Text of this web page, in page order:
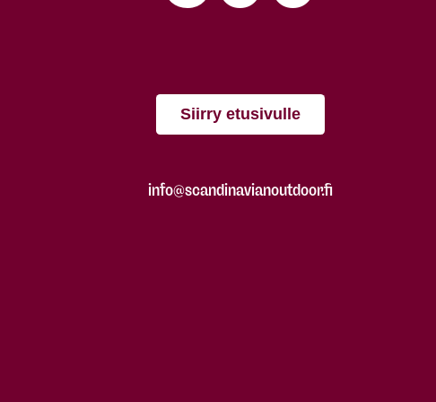
Siirry etusivulle
info@scandinavianoutdoor.fi